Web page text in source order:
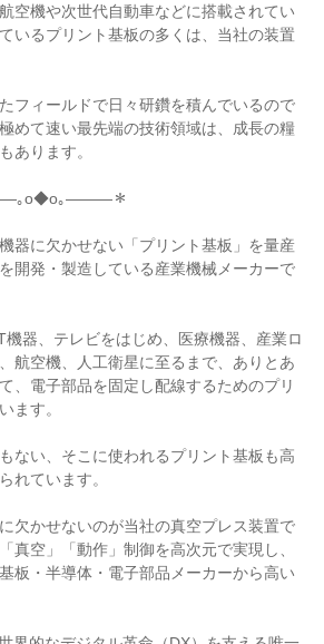
空機や次世代自動車などに搭載されてい
いるプリント基板の多くは、当社の装置
フィールドで日々研鑽を積んでいるので
めて速い最先端の技術領域は、成長の糧
あります。
｡o◆o｡―――＊
器に欠かせない「プリント基板」を量産
開発・製造している産業機械メーカーで
機器、テレビをはじめ、医療機器、産業ロ
航空機、人工衛星に至るまで、ありとあ
、電子部品を固定し配線するためのプリ
ます。
ない、そこに使われるプリント基板も高
れています。
欠かせないのが当社の真空プレス装置で
真空」「動作」制御を高次元で実現し、
板・半導体・電子部品メーカーから高い